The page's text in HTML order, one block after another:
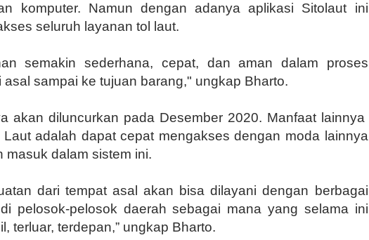
komputer. Namun dengan adanya aplikasi Sitolaut ini
seluruh layanan tol laut.
semakin sederhana, cepat, dan aman dalam proses
sampai ke tujuan barang," ungkap Bharto.
akan diluncurkan pada Desember 2020. Manfaat lainnya
adalah dapat cepat mengakses dengan moda lainnya
masuk dalam sistem ini.
dari tempat asal akan bisa dilayani dengan berbagai
pelosok-pelosok daerah sebagai mana yang selama ini
terluar, terdepan,” ungkap Bharto.